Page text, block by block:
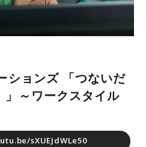
ションズ 「つないだ
」～ワークスタイル
utu.be/sXUEJdWLe50